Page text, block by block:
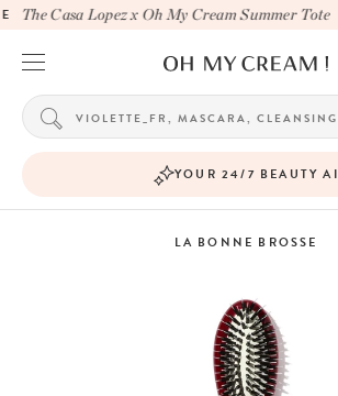
The Casa Lopez x Oh My Cream Summer Tote
YOUR 24/7 BEAUTY AI
LA BONNE BROSSE